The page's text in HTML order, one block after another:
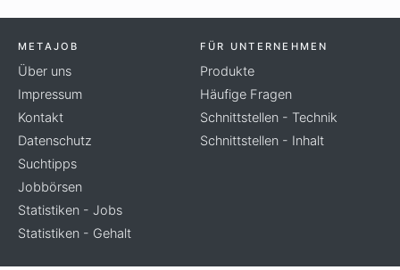
METAJOB
Über uns
Impressum
Kontakt
Datenschutz
Suchtipps
Jobbörsen
Statistiken - Jobs
Statistiken - Gehalt
FÜR UNTERNEHMEN
Produkte
Häufige Fragen
Schnittstellen - Technik
Schnittstellen - Inhalt